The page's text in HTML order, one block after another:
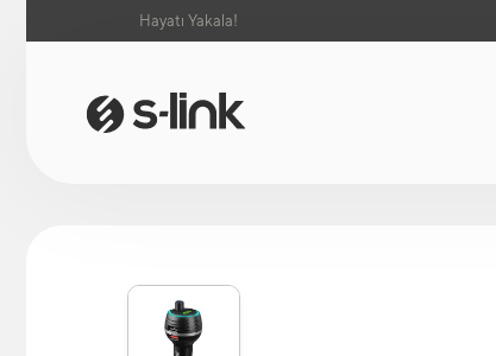
Hayatı Yakala!